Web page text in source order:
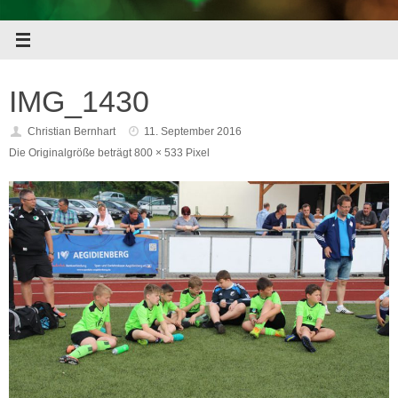
IMG_1430
Christian Bernhart
11. September 2016
Die Originalgröße beträgt800 × 533 Pixel